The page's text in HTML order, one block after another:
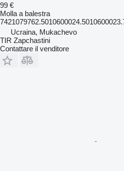
99 €
Molla a balestra
Ucraina, Mukachevo
TIR Zapchastini
Contattare il venditore